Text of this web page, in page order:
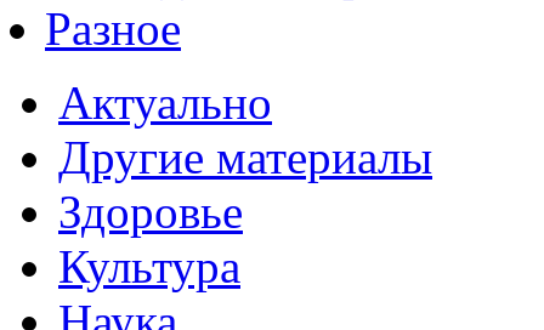
Разное
Актуально
Другие материалы
Здоровье
Культура